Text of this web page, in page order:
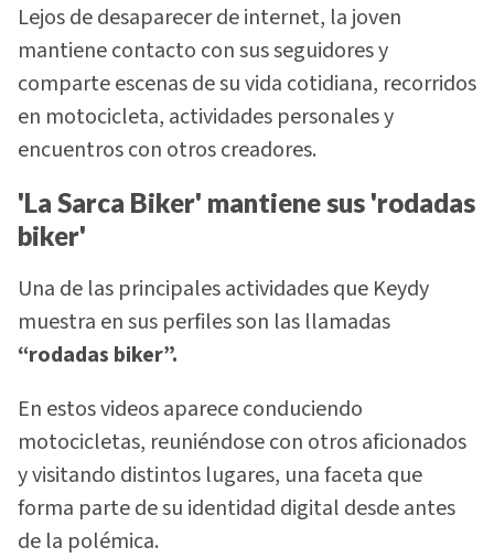
Lejos de desaparecer de internet, la joven
mantiene contacto con sus seguidores y
comparte escenas de su vida cotidiana, recorridos
en motocicleta, actividades personales y
encuentros con otros creadores.
'La Sarca Biker' mantiene sus 'rodadas
biker'
Una de las principales actividades que Keydy
muestra en sus perfiles son las llamadas
“rodadas biker”.
En estos videos aparece conduciendo
motocicletas, reuniéndose con otros aficionados
y visitando distintos lugares, una faceta que
forma parte de su identidad digital desde antes
de la polémica.